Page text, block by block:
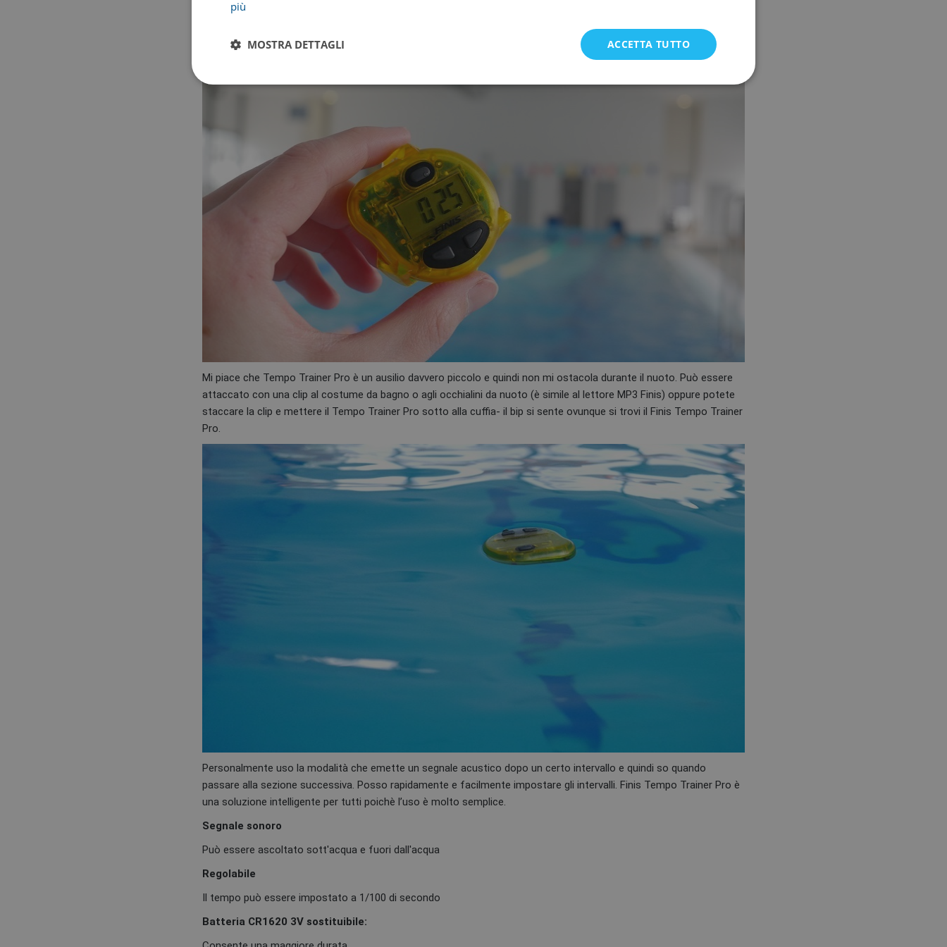
volete completare una vasca in 30 secondi Tempo Trainer Pro farà un bip dopo ogni 30 secondi. L'ultima e terza
mantenere il ritmo per la distanza che volete nuotare in un determinato tempo.
Mi piace che Tempo Trainer Pro è un ausilio davvero piccolo e quindi non mi ostacola durante il nuoto. Può essere
attaccato con una clip al costume da bagno o agli occhialini da nuoto (è simile al lettore MP3 Finis) oppure potete
staccare la clip e mettere il Tempo Trainer Pro sotto alla cuffia- il bip si sente ovunque si trovi il Finis Tempo Trainer
Pro.
Personalmente uso la modalità che emette un segnale acustico dopo un certo intervallo e quindi so quando
passare alla sezione successiva. Posso rapidamente e facilmente impostare gli intervalli. Finis Tempo Trainer Pro è
una soluzione intelligente per tutti poichè l’uso è molto semplice.
Segnale sonoro
Può essere ascoltato sott'acqua e fuori dall'acqua
Regolabile
Il tempo può essere impostato a 1/100 di secondo
Batteria CR1620 3V sostituibile:
più
ACCETTA TUTTO
MOSTRA DETTAGLI